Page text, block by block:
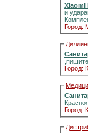
Xiaomi
и
Город:
Город:
Город: